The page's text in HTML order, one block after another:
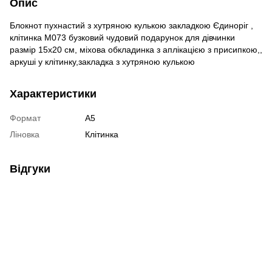
Опис
Блокнот пухнастий з хутряною кулькою закладкою Єдиноріг ,
клітинка М073 бузковий чудовий подарунок для дівчинки
размір 15х20 см, міхова обкладинка з аплікацією з присипкою,,
аркуші у клітинку,закладка з хутряною кулькою
Характеристики
Формат
А5
Ліновка
Клітинка
Відгуки